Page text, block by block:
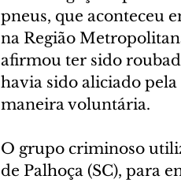
pneus, que aconteceu
na Região
afirmou ter sido
havia sido aliciado
maneira voluntária.
O grupo criminoso
de Palhoça (SC), para